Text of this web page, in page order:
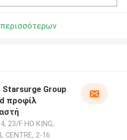
Starsurge Group
προφίλ
23/F HO KING,
CENTRE, 2-16